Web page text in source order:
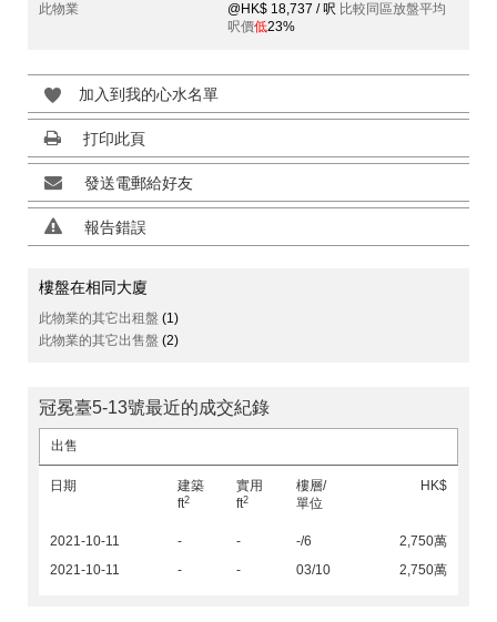
此物業
@HK$ 18,737 / 呎 比較同區放盤平均
呎價低23%
加入到我的心水名單
打印此頁
發送電郵給好友
報告錯誤
樓盤在相同大廈
此物業的其它出租盤 (1)
此物業的其它出售盤 (2)
冠冕臺5-13號最近的成交紀錄
出售
日期
建築
ft2
實用
ft2
樓層/
單位
HK$
2021-10-11 - - -/6
2,750萬
2021-10-11
- - 03/10 2,750萬